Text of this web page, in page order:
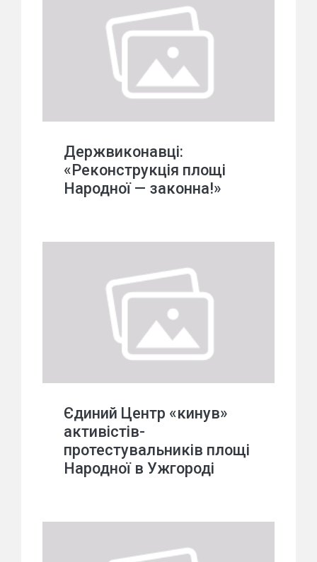
Держвиконавці:
«Реконструкція площі
Народної — законна!»
Єдиний Центр «кинув»
активістів-
протестувальників площі
Народної в Ужгороді